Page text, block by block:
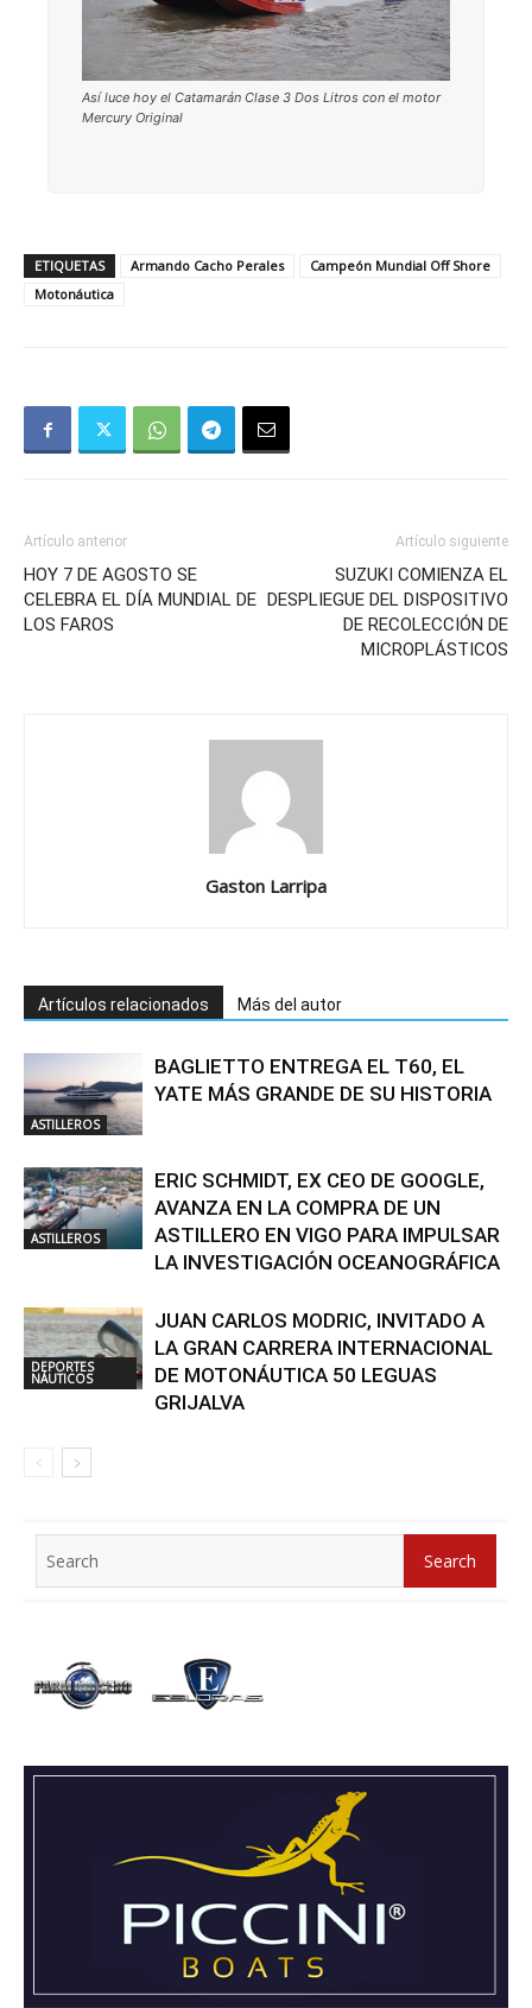
Así luce hoy el Catamarán Clase 3 Dos Litros con el motor
Mercury Original
ETIQUETAS Armando Cacho Perales
Campeón Mundial Off Shore
Motonáutica
Artículo anterior
HOY 7 DE AGOSTO SE
CELEBRA EL DÍA MUNDIAL DE
LOS FAROS
Artículo siguiente
SUZUKI COMIENZA EL
DESPLIEGUE DEL DISPOSITIVO
DE RECOLECCIÓN DE
MICROPLÁSTICOS
Gaston Larripa
Artículos relacionados Más del autor
ASTILLEROS
BAGLIETTO ENTREGA EL T60, EL
YATE MÁS GRANDE DE SU HISTORIA
ASTILLEROS
ERIC SCHMIDT, EX CEO DE GOOGLE,
AVANZA EN LA COMPRA DE UN
ASTILLERO EN VIGO PARA IMPULSAR
LA INVESTIGACIÓN OCEANOGRÁFICA
DEPORTES
NÁUTICOS
JUAN CARLOS MODRIC, INVITADO A
LA GRAN CARRERA INTERNACIONAL
DE MOTONÁUTICA 50 LEGUAS
GRIJALVA
for:
Search